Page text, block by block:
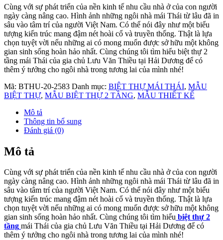
Cùng với sự phát triển của nền kinh tế nhu cầu nhà ở của con người
ngày càng nâng cao. Hình ảnh những ngôi nhà mái Thái từ lâu đã in
sâu vào tâm trí của người Việt Nam. Có thể nói đây như một biểu
tượng kiến trúc mang đậm nét hoài cổ và truyền thống. Thật là lựa
chọn tuyệt vời nếu những ai có mong muốn được sở hữu một không
gian sinh sống hoàn hảo nhất. Cùng chúng tôi tìm hiểu biệt thự 2
tầng mái Thái của gia chủ Lưu Văn Thiều tại Hải Dương để có
thêm ý tưởng cho ngôi nhà trong tương lai của mình nhé!
Mã: BTHU-20-2583 Danh mục: BIỆT THỰ MÁI THÁI, MẪU
BIỆT THỰ, MẪU BIỆT THỰ 2 TẦNG, MẪU THIẾT KẾ
Mô tả
Thông tin bổ sung
Đánh giá (0)
Mô tả
Cùng với sự phát triển của nền kinh tế nhu cầu nhà ở của con người
ngày càng nâng cao. Hình ảnh những ngôi nhà mái Thái từ lâu đã in
sâu vào tâm trí của người Việt Nam. Có thể nói đây như một biểu
tượng kiến trúc mang đậm nét hoài cổ và truyền thống. Thật là lựa
chọn tuyệt vời nếu những ai có mong muốn được sở hữu một không
gian sinh sống hoàn hảo nhất. Cùng chúng tôi tìm hiểu biệt thự 2
tầng mái Thái của gia chủ Lưu Văn Thiều tại Hải Dương để có
thêm ý tưởng cho ngôi nhà trong tương lai của mình nhé!